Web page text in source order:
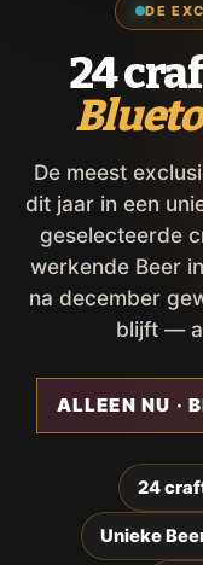
DE
24
De meest
dit jaar in een
geselecteerde
werkende Beer
na december
blijft —
ALLEEN NU ·
24
Unieke